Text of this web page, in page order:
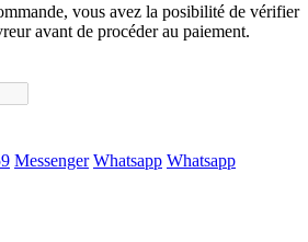
vous avez la posibilité de vérifier
avant de procéder au paiement.
Messenger Whatsapp Whatsapp